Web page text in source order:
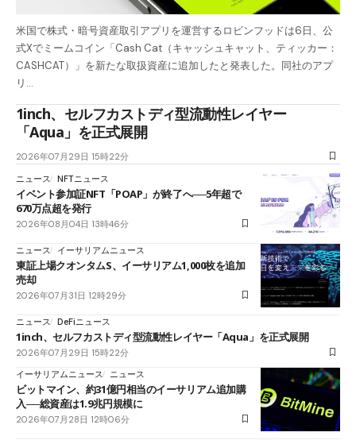
米国で株式・暗号資産取引アプリを運営するロビンフッドは6日、公
式Xでミームコイン「Cash Cat（キャッシュキャット、ティッカー：
CASHCAT）」を新たな取扱資産に追加したと発表した。同社のアプ
リ…
1inch、セルフカストディ型流動性レイヤー
「Aqua」を正式展開
2026年07月29日 15時22分
ニュース NFTニュース
イベント参加証NFT「POAP」が終了へ──5年超で
670万点超を発行
2026年08月04日 13時46分
ニュース イーサリアムニュース
東証上場クオンタムS、イーサリアム1,000枚を追加
売却
2026年07月31日 12時29分
ニュース DeFiニュース
1inch、セルフカストディ型流動性レイヤー「Aqua」を正式展開
2026年07月29日 15時22分
イーサリアムニュース
ニュース
ビットマイン、約31億円相当のイーサリアム追加購
入──総資産は1.9兆円規模に
2026年07月28日 12時06分